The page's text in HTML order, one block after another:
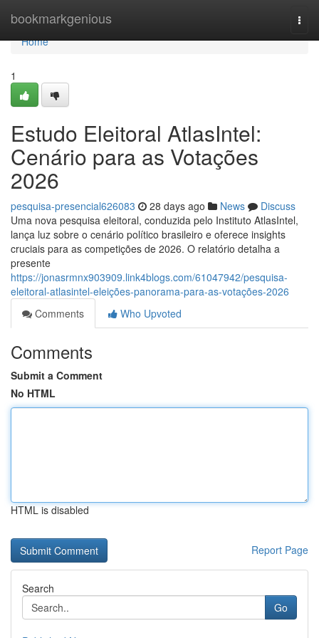
bookmarkgenious
Home
Home
1
Estudo Eleitoral AtlasIntel:
Cenário para as Votações
2026
pesquisa-presencial626083 28 days ago News
Discuss
Uma nova pesquisa eleitoral, conduzida pelo Instituto AtlasIntel,
lança luz sobre o cenário político brasileiro e oferece insights
cruciais para as competições de 2026. O relatório detalha a
presente
https://jonasrmnx903909.link4blogs.com/61047942/pesquisa-
eleitoral-atlasintel-eleições-panorama-para-as-votações-2026
Comments
Who Upvoted
Comments
Submit a Comment
No HTML
HTML is disabled
Report Page
Search
Go